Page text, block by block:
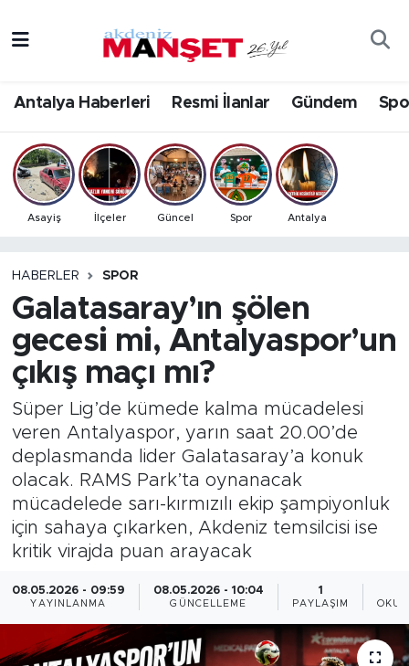
Antalya Haberleri Resmi İlanlar Gündem
Asayiş İlçeler Güncel Spor Antalya
HABERLER SPOR
Galatasaray’ın şölen
gecesi mi, Antalyaspor’un
çıkış maçı mı?
Süper Lig’de kümede kalma mücadelesi
veren Antalyaspor, yarın saat 20.00’de
deplasmanda lider Galatasaray’a konuk
olacak. RAMS Park’ta oynanacak
mücadelede sarı-kırmızılı ekip şampiyonluk
için sahaya çıkarken, Akdeniz temsilcisi ise
kritik virajda puan arayacak
08.05.2026 - 09:59
YAYINLANMA
08.05.2026 - 10:04
GÜNCELLEME
1
PAYLAŞIM
Bilim & Teknoloji
Eğitim
Ekonomi
Gündem
İlçeler
Magazin
Özel Haber
Politika
Resmi İlanlar
Sağlık
Antalya Hava Durumu
Antalya Namaz Vakitleri
Antalya Trafik Yoğunluk Haritası
Tüm Manşetler
Son Dakika Haberleri